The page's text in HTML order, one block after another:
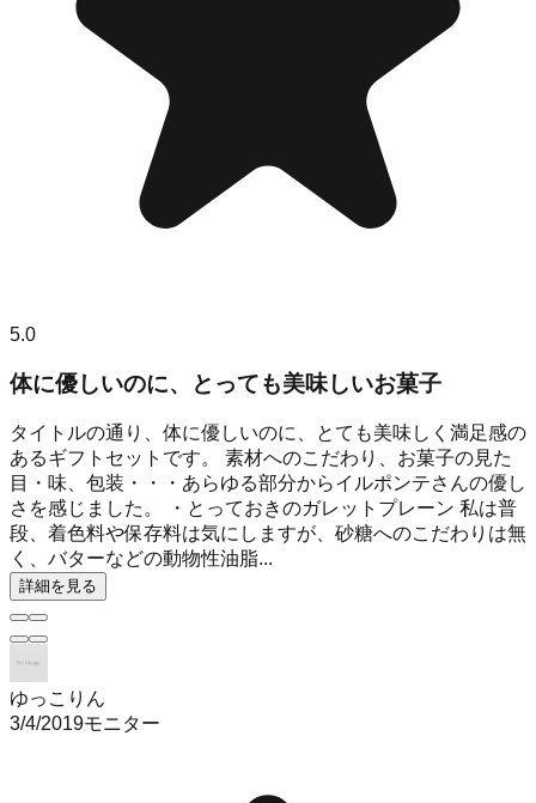
5.0
体に優しいのに、とっても美味しいお菓子
タイトルの通り、体に優しいのに、とても美味しく満足感の
あるギフトセットです。 素材へのこだわり、お菓子の見た
目・味、包装・・・あらゆる部分からイルポンテさんの優し
さを感じました。 ・とっておきのガレットプレーン 私は普
段、着色料や保存料は気にしますが、砂糖へのこだわりは無
く、バターなどの動物性油脂...
詳細を見る
ゆっこりん
3/4/2019モニター